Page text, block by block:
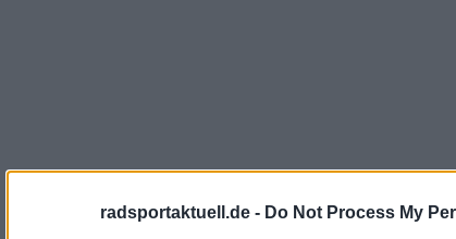
radsportaktuell.de - Do Not Process My